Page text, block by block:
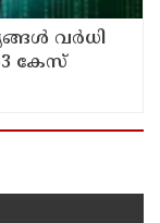
വ​ർ​ധി​
കേസ്